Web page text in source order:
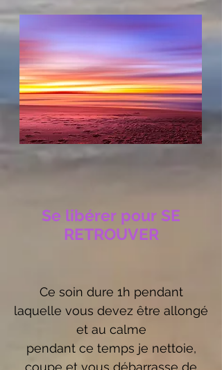
Se libérer pour SE
RETROUVER
Ce soin dure 1h pendant
laquelle vous devez être allongé
et au calme
pendant ce temps je nettoie,
coupe et vous débarrasse de